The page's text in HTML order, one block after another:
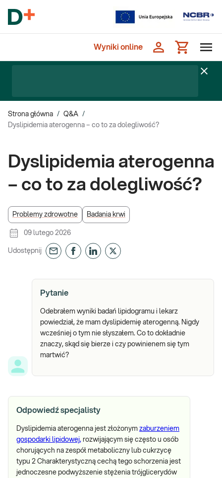
Wyniki online
Strona główna / Q&A /
Dyslipidemia aterogenna – co to za dolegliwość?
Dyslipidemia aterogenna
– co to za dolegliwość?
Problemy zdrowotne Badania krwi
09 lutego 2026
Udostępnij
Pytanie
Odebrałem wyniki badań lipidogramu i lekarz
powiedział, że mam dyslipidemię aterogenną. Nigdy
wcześniej o tym nie słyszałem. Co to dokładnie
znaczy, skąd się bierze i czy powinienem się tym
martwić?
Odpowiedź specjalisty
Dyslipidemia aterogenna jest złożonym zaburzeniem
gospodarki lipidowej, rozwijającym się często u osób
chorujących na zespół metaboliczny lub cukrzycę
typu 2 Charakterystyczną cechą tego schorzenia jest
jednoczesne podwyższenie stężenia trójglicerydów